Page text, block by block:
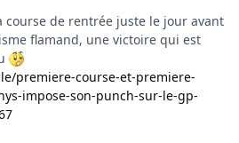
course de rentrée juste le jour avant
flamand, une victoire qui est
premiere-course-et-premiere-
impose-son-punch-sur-le-gp-